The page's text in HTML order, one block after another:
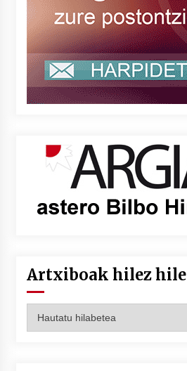
Artxiboak hilez hile
hilez